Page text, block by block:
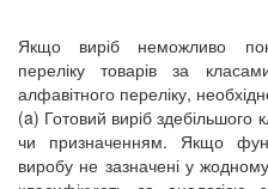
Якщо виріб неможливо
переліку товарів за
алфавітного переліку,
(a) Готовий виріб здебільшого
чи призначенням. Якщо
виробу не зазначені у